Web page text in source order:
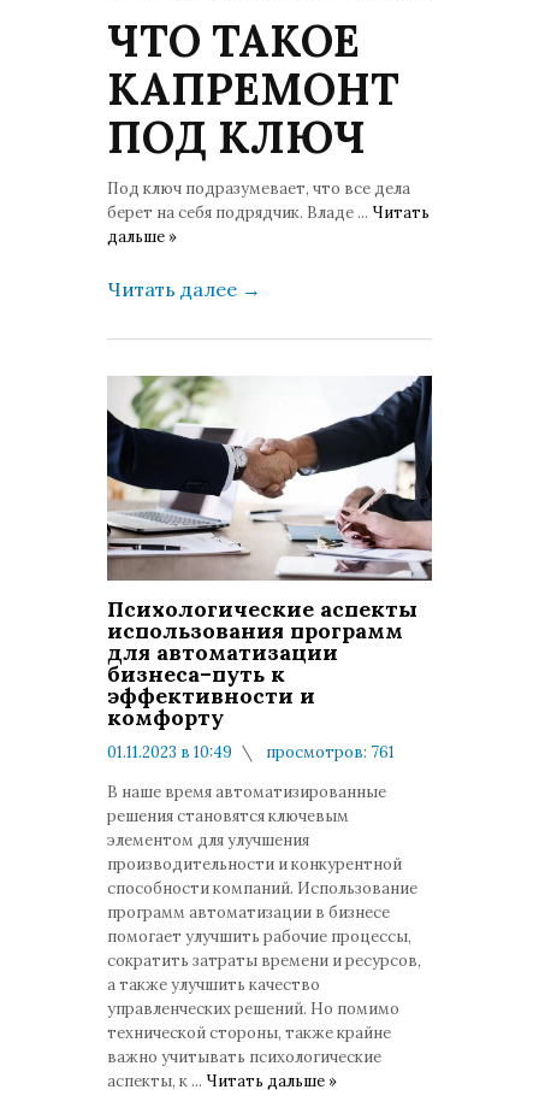
ЧТО ТАКОЕ
КАПРЕМОНТ
ПОД КЛЮЧ
Под ключ подразумевает, что все дела
берет на себя подрядчик. Владе ... Читать
дальше »
Читать далее →
Психологические аспекты
использования программ
для автоматизации
бизнеса–путь к
эффективности и
комфорту
01.11.2023 в 10:49
просмотров: 761
В наше время автоматизированные
решения становятся ключевым
элементом для улучшения
производительности и конкурентной
способности компаний. Использование
программ автоматизации в бизнесе
помогает улучшить рабочие процессы,
сократить затраты времени и ресурсов,
а также улучшить качество
управленческих решений. Но помимо
технической стороны, также крайне
важно учитывать психологические
аспекты, к ... Читать дальше »